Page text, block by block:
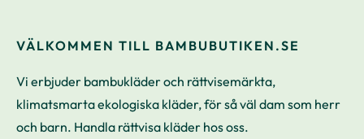
VÄLKOMMEN TILL BAMBUBUTIKEN.SE
Vi erbjuder bambukläder och rättvisemärkta,
klimatsmarta ekologiska kläder, för så väl dam som herr
och barn. Handla rättvisa kläder hos oss.